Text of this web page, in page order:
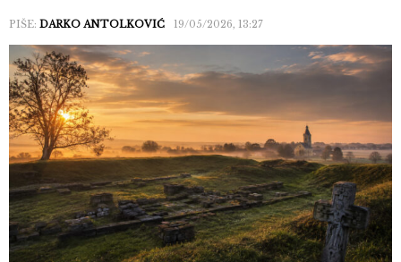
PIŠE: DARKO ANTOLKOVIĆ 19/05/2026, 13:27